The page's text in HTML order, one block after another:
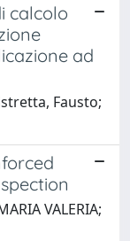
calcolo
ad
Fausto;
VALERIA;